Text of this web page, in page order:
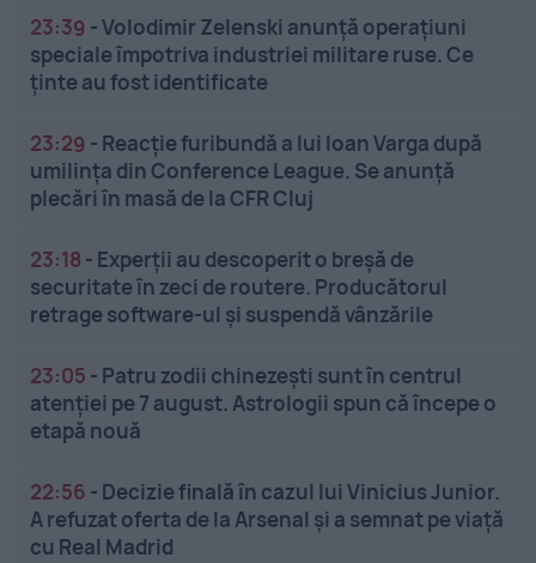
23:39 -Volodimir Zelenski anunță operațiuni
speciale împotriva industriei militare ruse. Ce
ținte au fost identificate
23:29 - Reacție furibundă a lui Ioan Varga după
umilința din Conference League. Se anunță
plecări în masă de la CFR Cluj
23:18 - Experții au descoperit o breșă de
securitate în zeci de routere. Producătorul
retrage software-ul și suspendă vânzările
23:05 - Patru zodii chinezești sunt în centrul
atenției pe 7 august. Astrologii spun că începe o
etapă nouă
22:56 - Decizie finală în cazul lui Vinicius Junior.
A refuzat oferta de la Arsenal și a semnat pe viață
cu Real Madrid